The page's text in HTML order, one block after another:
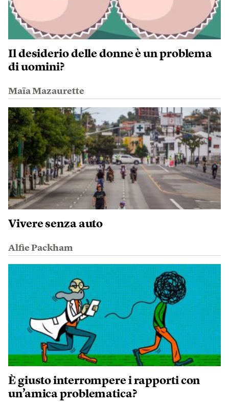
Il desiderio delle donne è un problema
di uomini?
Maïa Mazaurette
Vivere senza auto
Alfie Packham
È giusto interrompere i rapporti con
un’amica problematica?